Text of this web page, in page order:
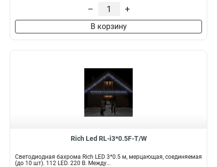
– +
В корзину
Rich Led RL-i3*0.5F-T/W
Светодиодная бахрома Rich LED 3*0.5 м, мерцающая, соединяемая
(до 10 шт). 112 LED. 220 В. Между...